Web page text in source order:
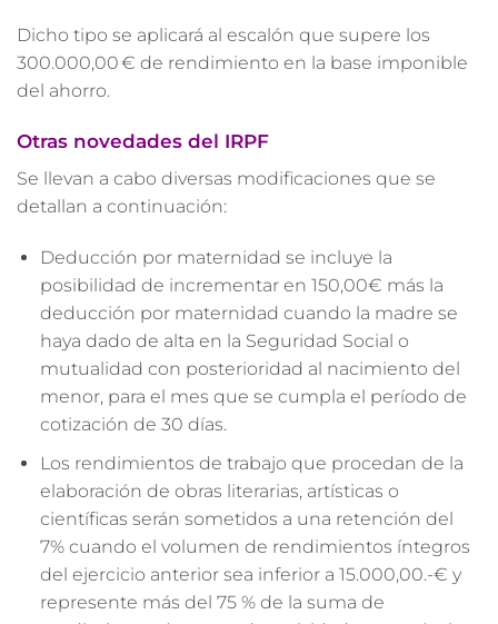
Dicho tipo se aplicará al escalón que supere los
300.000,00 € de rendimiento en la base imponible
del ahorro.
Otras novedades del IRPF
Se llevan a cabo diversas modificaciones que se
detallan a continuación:
Deducción por maternidad se incluye la
posibilidad de incrementar en 150,00€ más la
deducción por maternidad cuando la madre se
haya dado de alta en la Seguridad Social o
mutualidad con posterioridad al nacimiento del
menor, para el mes que se cumpla el período de
cotización de 30 días.
Los rendimientos de trabajo que procedan de la
elaboración de obras literarias, artísticas o
científicas serán sometidos a una retención del
7% cuando el volumen de rendimientos íntegros
del ejercicio anterior sea inferior a 15.000,00.-€ y
represente más del 75 % de la suma de